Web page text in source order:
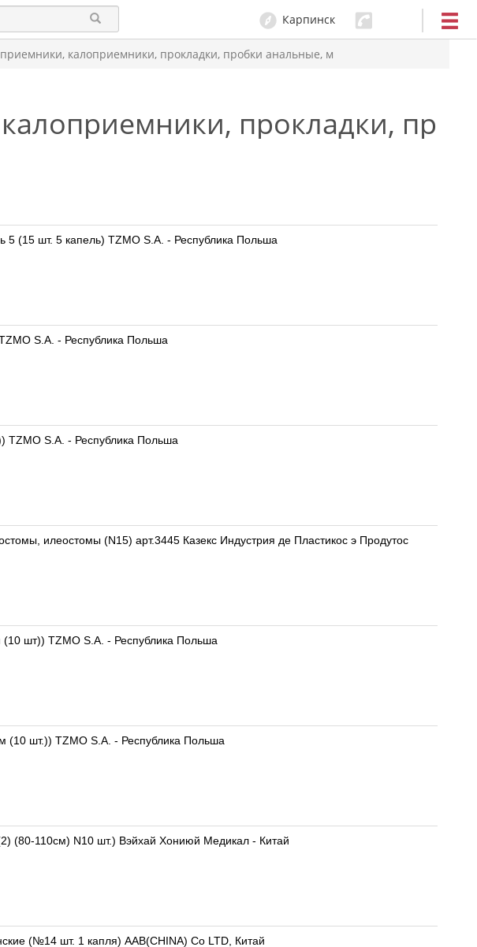
Карпинск
калоприемники, прокладки, пробки анальные, м
прокладки,
(15 шт. 5 капель) TZMO S.A. - Республика Польша
S.A. - Республика Польша
TZMO S.A. - Республика Польша
илеостомы (N15) арт.3445 Казекс Индустрия де Пластикос э Продутос
шт)) TZMO S.A. - Республика Польша
(10 шт.)) TZMO S.A. - Республика Польша
(80-110см) N10 шт.) Вэйхай Хониюй Медикал - Китай
(№14 шт. 1 капля) AAB(CHINA) Co LTD, Китай